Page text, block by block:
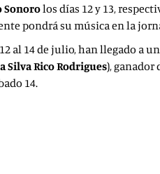
Sonorolos días 12 y 13,
pondrá su música en la
al 14 de julio, han llegado a
Silva Rico Rodrigues), ganador
14.